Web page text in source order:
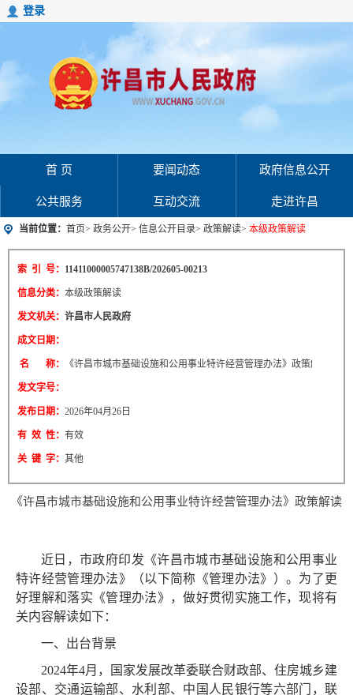
登录
首 页 要闻动态 政府信息公开
公共服务 互动交流 走进许昌
当前位置： 首页> 政务公开> 信息公开目录> 政策解读> 本级政策解读
索 引 号： 11411000005747138B/202605-00213
信息分类： 本级政策解读
发文机关： 许昌市人民政府
成文日期：
名 称： 《许昌市城市基础设施和公用事业特许经营管理办法》政策解读
发文字号：
发布日期： 2026年04月26日
有 效 性： 有效
关 键 字： 其他
《许昌市城市基础设施和公用事业特许经营管理办法》政策解读
近日，市政府印发《许昌市城市基础设施和公用事业
特许经营管理办法》（以下简称《管理办法》）。为了更
好理解和落实《管理办法》，做好贯彻实施工作，现将有
关内容解读如下：
一、出台背景
2024年4月，国家发展改革委联合财政部、住房城乡建
设部、交通运输部、水利部、中国人民银行等六部门，联